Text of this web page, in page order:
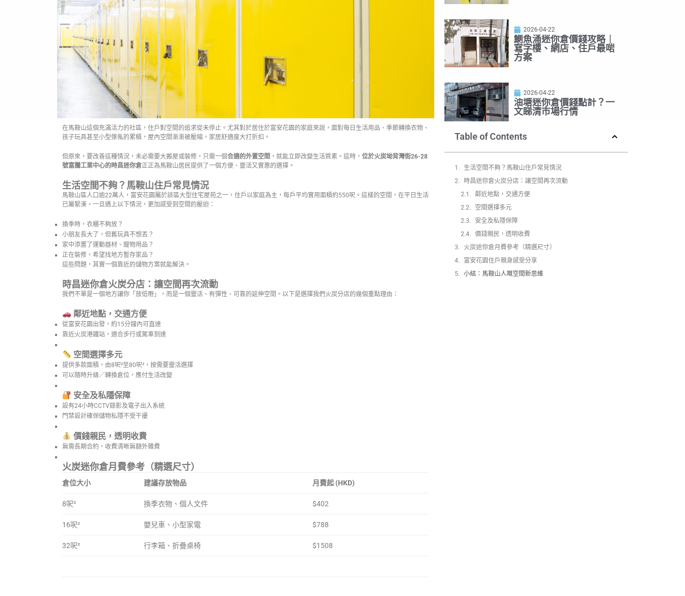
在馬鞍山這個充滿活力的社區，住戶對空間的追求從未停止。尤其對於居住於富安花園的家庭來說，面對每日生活用品、季節轉換衣物、
孩子玩具甚至小型傢俬的累積，屋內空間漸漸被壓縮，家居舒適度大打折扣。
但原來，要改善這種情況，未必需要大搬屋或裝修，只需一個合適的外置空間 ，就能立即改變生活質素。這時， 位於火炭坳背灣街26-28
號富騰工業中心的時昌迷你倉正正為馬鞍山居民提供了一個方便、靈活又實惠的選擇。
生活空間不夠？馬鞍山住戶常見情況
馬鞍山區人口逾22萬人，富安花園屬於該區大型住宅屋苑之一，住戶以家庭為主，每戶平均實用面積約550呎。這樣的空間，在平日生活
已屬緊湊，一旦遇上以下情況，更加感受到空間的壓迫：
換季時，衣櫃不夠放？
小朋友長大了，但舊玩具不想丟？
家中添置了運動器材、寵物用品？
正在裝修，希望找地方暫存家品？
這些問題，其實一個靠近的儲物方案就能解決。
時昌迷你倉火炭分店：讓空間再次流動
我們不單是一個地方讓你「放低嘢」，而是一個靈活、有彈性、可靠的延伸空間。以下是選擇我們火炭分店的幾個重點理由：
鄰近地點，交通方便
從富安花園出發，約15分鐘內可直達
靠近火炭港鐵站，適合步行或駕車到達
空間選擇多元
提供多款面積，由8呎²至80呎²，按需要靈活選擇
可以隨時升級／轉換倉位，應付生活改變
安全及私隱保障
設有24小時CCTV錄影及電子出入系統
門禁設計確保儲物私隱不受干擾
價錢親民，透明收費
無需長期合約，收費清晰無額外雜費
火炭迷你倉月費參考（精選尺寸）
倉位大小 建議存放物品 月費起 (HKD)
8呎² 換季衣物、個人文件 $402
16呎² 嬰兒車、小型家電 $788
32呎² 行李箱、折疊桌椅 $1508
2026-04-22
鰂魚涌迷你倉價錢攻略｜
寫字樓、網店、住戶最啱
方案
2026-04-22
油塘迷你倉價錢點計？一
文睇清市場行情
Table of Contents
生活空間不夠？馬鞍山住戶常見情況
時昌迷你倉火炭分店：讓空間再次流動
鄰近地點，交通方便
空間選擇多元
安全及私隱保障
價錢親民，透明收費
火炭迷你倉月費參考（精選尺寸）
富安花園住戶親身感受分享
小結：馬鞍山人嘅空間新思維